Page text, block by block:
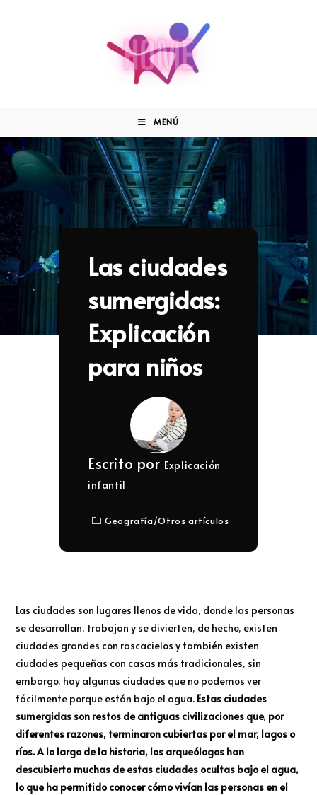
MENÚ
Las ciudades
sumergidas:
Explicación
para niños
Escrito por Explicación
infantil
Geografía/Otros artículos
Las ciudades son lugares llenos de vida, donde las personas
se desarrollan, trabajan y se divierten, de hecho, existen
ciudades grandes con rascacielos y también existen
ciudades pequeñas con casas más tradicionales, sin
embargo, hay algunas ciudades que no podemos ver
fácilmente porque están bajo el agua. Estas ciudades
sumergidas son restos de antiguas civilizaciones que, por
diferentes razones, terminaron cubiertas por el mar, lagos o
ríos. A lo largo de la historia, los arqueólogos han
descubierto muchas de estas ciudades ocultas bajo el agua,
lo que ha permitido conocer cómo vivían las personas en el